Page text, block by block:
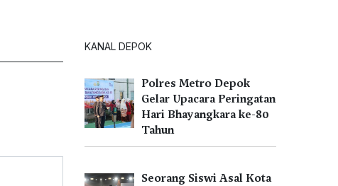
KANAL DEPOK
Polres Metro Depok
Gelar Upacara Peringatan
Hari Bhayangkara ke-80
Tahun
Seorang Siswi Asal Kota